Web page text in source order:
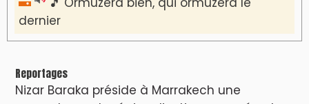
dernier
Reportages
Nizar Baraka préside à Marrakech une